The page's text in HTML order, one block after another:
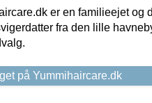
er en familieejet og
fra den lille
på Yummihaircare.dk